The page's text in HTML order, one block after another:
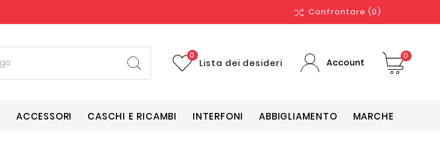
Confrontare (0)
Lista dei desideri
0
Account
0
ACCESSORI CASCHI E RICAMBI INTERFONI ABBIGLIAMENTO MARCHE